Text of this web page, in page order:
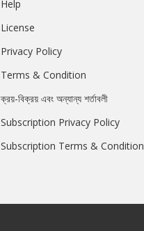
Help
License
Privacy Policy
Terms & Condition
ক্রয়-বিক্রয় এবং অন্যান্য শর্তাবলী
Subscription Privacy Policy
Subscription Terms & Condition